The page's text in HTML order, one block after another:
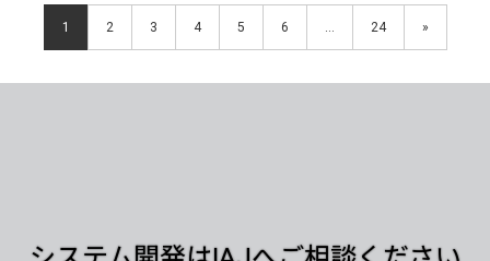
1 2 3 4 5 6 … 24 »